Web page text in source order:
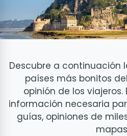
Descubre a continuación
países más bonitos
opinión de los
información necesaria
guías, opiniones de